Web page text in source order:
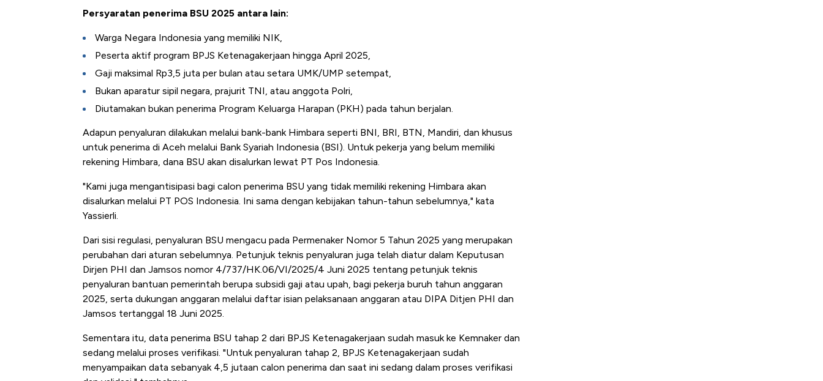
Persyaratan penerima BSU 2025 antara lain:
Warga Negara Indonesia yang memiliki NIK,
Peserta aktif program BPJS Ketenagakerjaan hingga April 2025,
Gaji maksimal Rp3,5 juta per bulan atau setara UMK/UMP setempat,
Bukan aparatur sipil negara, prajurit TNI, atau anggota Polri,
Diutamakan bukan penerima Program Keluarga Harapan (PKH) pada tahun berjalan.
Adapun penyaluran dilakukan melalui bank-bank Himbara seperti BNI, BRI, BTN, Mandiri, dan khusus
untuk penerima di Aceh melalui Bank Syariah Indonesia (BSI). Untuk pekerja yang belum memiliki
rekening Himbara, dana BSU akan disalurkan lewat PT Pos Indonesia.
"Kami juga mengantisipasi bagi calon penerima BSU yang tidak memiliki rekening Himbara akan
disalurkan melalui PT POS Indonesia. Ini sama dengan kebijakan tahun-tahun sebelumnya," kata
Yassierli.
Dari sisi regulasi, penyaluran BSU mengacu pada Permenaker Nomor 5 Tahun 2025 yang merupakan
perubahan dari aturan sebelumnya. Petunjuk teknis penyaluran juga telah diatur dalam Keputusan
Dirjen PHI dan Jamsos nomor 4/737/HK.06/VI/2025/4 Juni 2025 tentang petunjuk teknis
penyaluran bantuan pemerintah berupa subsidi gaji atau upah, bagi pekerja buruh tahun anggaran
2025, serta dukungan anggaran melalui daftar isian pelaksanaan anggaran atau DIPA Ditjen PHI dan
Jamsos tertanggal 18 Juni 2025.
Sementara itu, data penerima BSU tahap 2 dari BPJS Ketenagakerjaan sudah masuk ke Kemnaker dan
sedang melalui proses verifikasi. "Untuk penyaluran tahap 2, BPJS Ketenagakerjaan sudah
menyampaikan data sebanyak 4,5 jutaan calon penerima dan saat ini sedang dalam proses verifikasi